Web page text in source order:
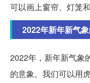
可以画上窗帘、灯笼
2022年新年新气
2022年，新年新气象
的意象。我们可以用